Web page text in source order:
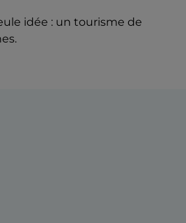
idée : un tourisme de